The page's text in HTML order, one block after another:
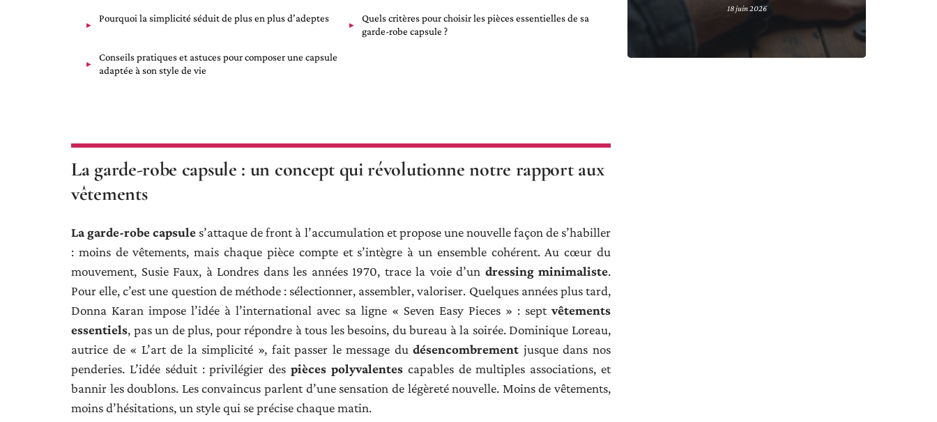
Pourquoi la simplicité séduit de plus en plus d’adeptes
Quels critères pour choisir les pièces essentielles de sa
garde-robe capsule ?
Conseils pratiques et astuces pour composer une capsule
adaptée à son style de vie
La garde-robe capsule : un concept qui révolutionne notre rapport aux
vêtements
La garde-robe capsule s’attaque de front à l’accumulation et propose une nouvelle façon de s’habiller
: moins de vêtements, mais chaque pièce compte et s’intègre à un ensemble cohérent. Au cœur du
mouvement, Susie Faux, à Londres dans les années 1970, trace la voie d’un dressing minimaliste.
Pour elle, c’est une question de méthode : sélectionner, assembler, valoriser. Quelques années plus tard,
Donna Karan impose l’idée à l’international avec sa ligne « Seven Easy Pieces » : sept vêtements
essentiels, pas un de plus, pour répondre à tous les besoins, du bureau à la soirée. Dominique Loreau,
autrice de « L’art de la simplicité », fait passer le message dudésencombrement jusque dans nos
penderies. L’idée séduit : privilégier des pièces polyvalentescapables de multiples associations, et
bannir les doublons. Les convaincus parlent d’une sensation de légèreté nouvelle. Moins de vêtements,
moins d’hésitations, un style qui se précise chaque matin.
18 juin 2026